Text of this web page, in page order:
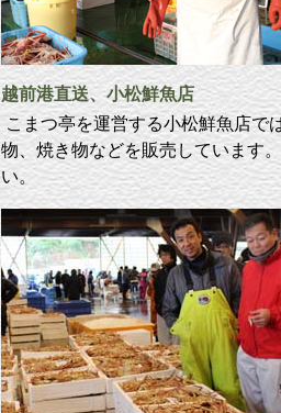
越前港直送、小松鮮魚店
こまつ亭を運営する小松鮮魚店で
物、焼き物などを販売しています
い。